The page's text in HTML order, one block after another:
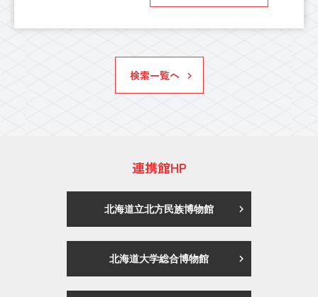
検索一覧へ
連携館HP
北海道立北方民族博物館
北海道大学総合博物館